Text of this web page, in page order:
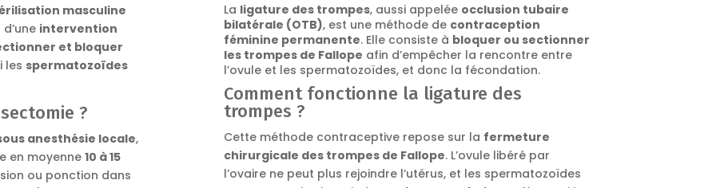
masculine
intervention
et bloquer
les spermatozoïdes
?
anesthésie locale,
en moyenne10 à 15
ou ponction dans
La ligature des trompes, aussi appelée occlusion tubaire
bilatérale (OTB), est une méthode de contraception
féminine permanente. Elle consiste à bloquer ou sectionner
les trompes de Fallope afin d’empêcher la rencontre entre
l’ovule et les spermatozoïdes, et donc la fécondation.
Comment fonctionne la ligature des
trompes ?
Cette méthode contraceptive repose sur la fermeture
chirurgicale des trompes de Fallope. L’ovule libéré par
l’ovaire ne peut plus rejoindre l’utérus, et les spermatozoïdes